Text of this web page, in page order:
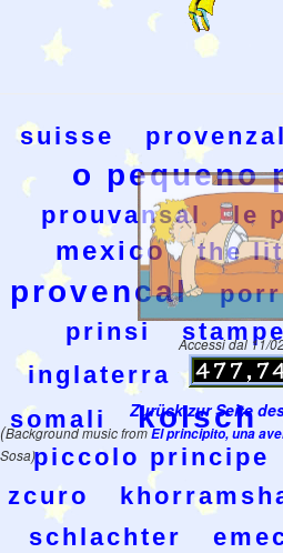
suisse
o pequeno
prouvansal le
mexico the
provencal
prinsi
inglaterra
somali kolsch
piccolo principe
zcuro
schlachter
Accessi dal 11/
Zurück zur Seite
(Background music fromEl principito, una
Sosa)